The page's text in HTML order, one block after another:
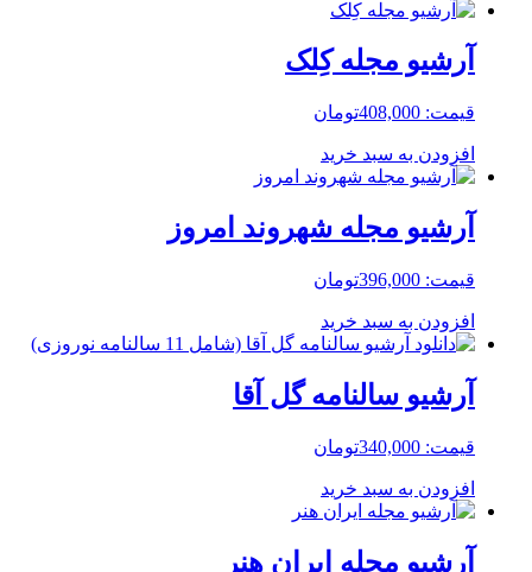
آرشیو مجله کِلک
قیمت: 408,000تومان
افزودن به سبد خرید
آرشیو مجله شهروند امروز
قیمت: 396,000تومان
افزودن به سبد خرید
آرشیو سالنامه گل آقا
قیمت: 340,000تومان
افزودن به سبد خرید
آرشیو مجله ایران هنر